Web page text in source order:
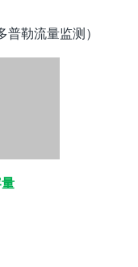
普勒流量监测）